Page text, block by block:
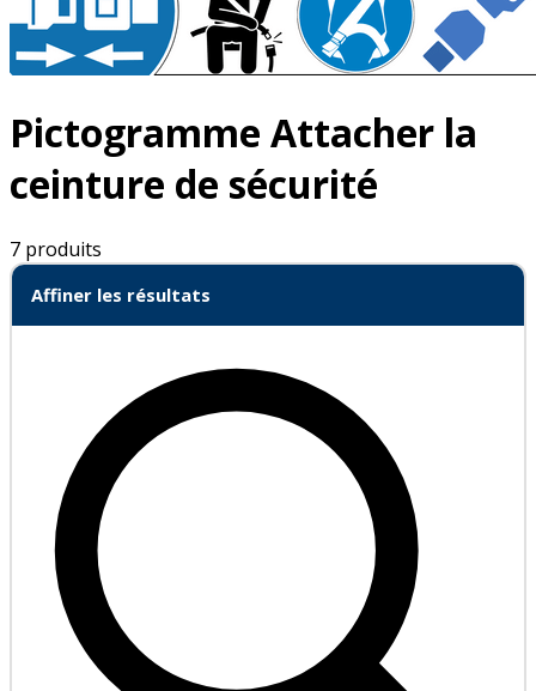
Pictogramme Attacher la
ceinture de sécurité
7 produits
Affiner les résultats